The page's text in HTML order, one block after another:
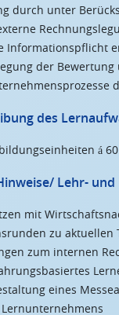
durch unter
Informationspflicht
der
des
á
Lehr-
mit
zu aktuellen
zum internen
eines
Lernunternehmens